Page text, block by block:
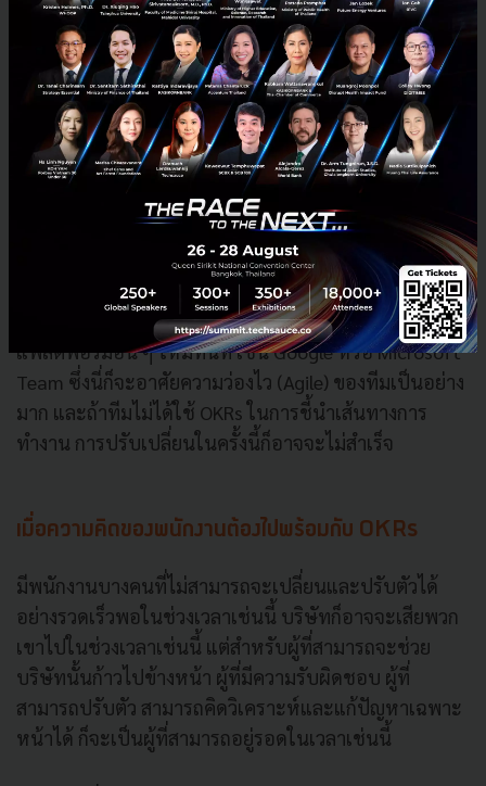
โดยระหว่างการดำเนินงานนี้ก็พบเจอปัญหาเรื่องของ
แพลตฟอร์มที่จะนำมาใช้ร่วมกับการสอน ซึ่งในตอนแรกก็
เลือก Zoom เข้ามาใช้ แต่ในตอนนั้น Zoom เกิดปัญหาใน
เรื่องความปลอดภัยของข้อมูล ทำให้จะต้องเปลี่ยน
แพลตฟอร์มทันที ซึ่งทางทีมก็ต้องกลับมาทดลอง
แพลตฟอร์มอื่น ๆ ใหม่ทันที เช่น Google หรือ Microsoft
Team ซึ่งนี่ก็จะอาศัยความว่องไว (Agile) ของทีมเป็นอย่าง
มาก และถ้าทีมไม่ได้ใช้ OKRs ในการชี้นำเส้นทางการ
ทำงาน การปรับเปลี่ยนในครั้งนี้ก็อาจจะไม่สำเร็จ
เมื่อความคิดของพนักงานต้องไปพร้อมกับ OKRs
มีพนักงานบางคนที่ไม่สามารถจะเปลี่ยนและปรับตัวได้
อย่างรวดเร็วพอในช่วงเวลาเช่นนี้ บริษัทก็อาจจะเสียพวก
เขาไปในช่วงเวลาเช่นนี้ แต่สำหรับผู้ที่สามารถจะช่วย
บริษัทนั้นก้าวไปข้างหน้า ผู้ที่มีความรับผิดชอบ ผู้ที่
สามารถปรับตัว สามารถคิดวิเคราะห์และแก้ปัญหาเฉพาะ
หน้าได้ ก็จะเป็นผู้ที่สามารถอยู่รอดในเวลาเช่นนี้